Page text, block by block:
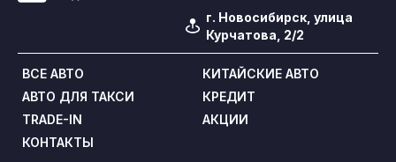
г. Новосибирск, улица
Курчатова, 2/2
ВСЕ АВТО
КИТАЙСКИЕ АВТО
АВТО ДЛЯ ТАКСИ
КРЕДИТ
TRADE-IN
АКЦИИ
КОНТАКТЫ